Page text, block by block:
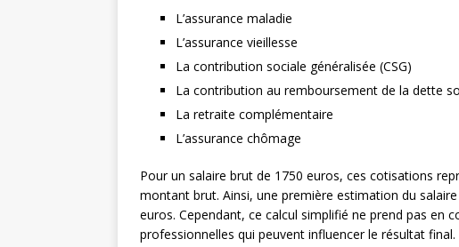
L’assurance maladie
L’assurance vieillesse
La contribution sociale généralisée (CSG)
La contribution au remboursement de la dette
La retraite complémentaire
L’assurance chômage
Pour un salaire brut de 1750 euros, ces cotisations
montant brut. Ainsi, une première estimation du
euros. Cependant, ce calcul simplifié ne prend pas en
professionnelles qui peuvent influencer le résultat final.